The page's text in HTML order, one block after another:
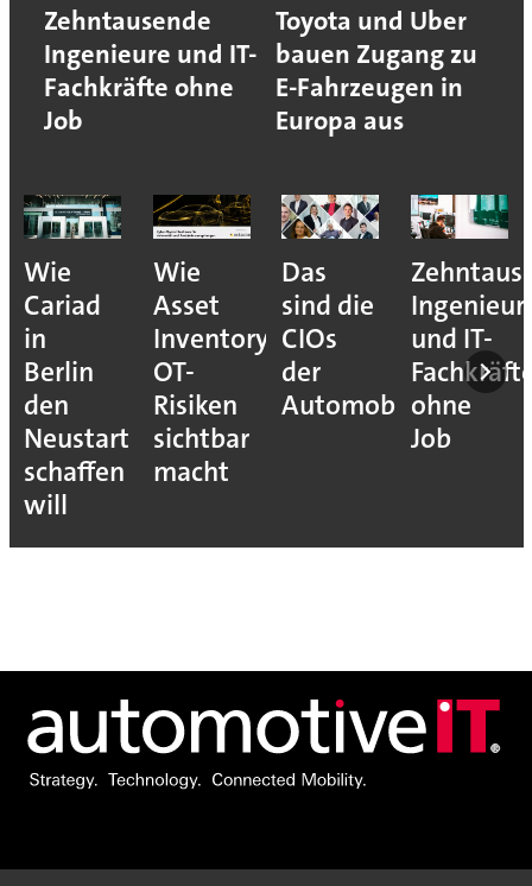
Zehntausende
Ingenieure und IT-
Fachkräfte ohne
Job
Toyota und Uber
bauen Zugang zu
E-Fahrzeugen in
Europa aus
Wie
Cariad
in
Berlin
den
Neustart
schaffen
will
Wie
Asset
Inventory
OT-
Risiken
sichtbar
macht
Das
sind die
CIOs
der
Automobilindustrie
und IT-
ohne
Job